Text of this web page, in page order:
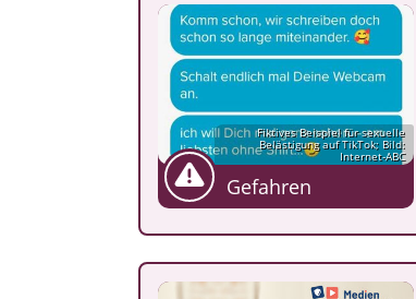
Fiktives Beispiel für sexuelle
Belästigung auf TikTok; Bild:
Internet-ABC
Gefahren